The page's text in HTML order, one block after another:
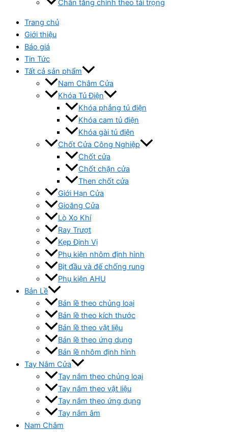
Chân tăng chỉnh theo tải trọng
Trang chủ
Giới thiệu
Báo giá
Tin Tức
Tất cả sản phẩm
Nam Châm Cửa
Khóa Tủ Điện
Khóa phẳng tủ điện
Khóa cam tủ điện
Khóa gài tủ điện
Chốt Cửa Công Nghiệp
Chốt cửa
Chốt chặn cửa
Then chốt cửa
Giới Hạn Cửa
Gioăng Cửa
Lò Xo Khí
Ray Trượt
Kẹp Định Vị
Phụ kiện nhôm định hình
Bịt đầu và đế chống rung
Phụ kiện AHU
Bản Lề
Bản lề theo chủng loại
Bản lề theo kích thước
Bản lề theo vật liệu
Bản lề theo ứng dụng
Bản lề nhôm định hình
Tay Nắm Cửa
Tay nắm theo chủng loại
Tay nắm theo vật liệu
Tay nắm theo ứng dụng
Tay nắm âm
Nam Châm